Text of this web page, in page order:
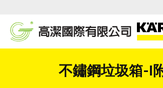
不鏽鋼垃圾箱-I